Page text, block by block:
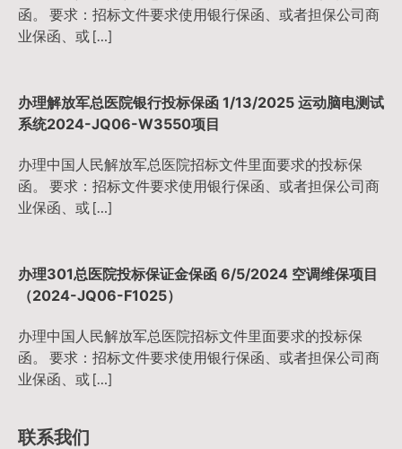
函。 要求：招标文件要求使用银行保函、或者担保公司商
业保函、或 […]
办理解放军总医院银行投标保函 1/13/2025 运动脑电测试
系统2024-JQ06-W3550项目
办理中国人民解放军总医院招标文件里面要求的投标保
函。 要求：招标文件要求使用银行保函、或者担保公司商
业保函、或 […]
办理301总医院投标保证金保函 6/5/2024 空调维保项目
（2024-JQ06-F1025）
办理中国人民解放军总医院招标文件里面要求的投标保
函。 要求：招标文件要求使用银行保函、或者担保公司商
业保函、或 […]
联系我们